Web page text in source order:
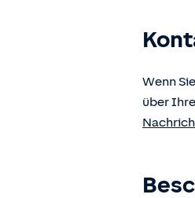
Wenn
über